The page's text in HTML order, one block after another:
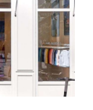
voor het